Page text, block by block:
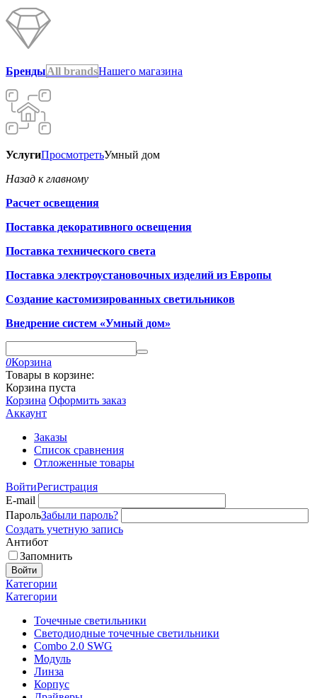
БрендыAll brandsНашего магазина
УслугиПросмотретьУмный дом
Назад к главному
Расчет освещения
Поставка декоративного освещения
Поставка технического света
Поставка электроустановочных изделий из Европы
Создание кастомизированных светильников
Внедрение систем «Умный дом»
0Корзина
Товары в корзине:
Корзина пуста
Корзина Оформить заказ
Аккаунт
Заказы
Список сравнения
Отложенные товары
ВойтиРегистрация
E-mail
ПарольЗабыли пароль?
Создать учетную запись
Антибот
Запомнить
Войти
Категории
Категории
Точечные светильники
Светодиодные точечные светильники
Combo 2.0 SWG
Модуль
Линза
Корпус